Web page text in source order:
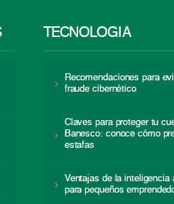
TECNOLOGÍA
Recomendaciones para
fraude cibernético
Claves para proteger tu
Banesco: conoce cómo
estafas
Ventajas de la inteligencia
para pequeños